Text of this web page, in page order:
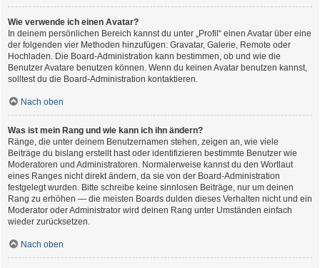
Wie verwende ich einen Avatar?
In deinem persönlichen Bereich kannst du unter „Profil“ einen Avatar über eine
der folgenden vier Methoden hinzufügen: Gravatar, Galerie, Remote oder
Hochladen. Die Board-Administration kann bestimmen, ob und wie die
Benutzer Avatare benutzen können. Wenn du keinen Avatar benutzen kannst,
solltest du die Board-Administration kontaktieren.
Nach oben
Was ist mein Rang und wie kann ich ihn ändern?
Ränge, die unter deinem Benutzernamen stehen, zeigen an, wie viele
Beiträge du bislang erstellt hast oder identifizieren bestimmte Benutzer wie
Moderatoren und Administratoren. Normalerweise kannst du den Wortlaut
eines Ranges nicht direkt ändern, da sie von der Board-Administration
festgelegt wurden. Bitte schreibe keine sinnlosen Beiträge, nur um deinen
Rang zu erhöhen — die meisten Boards dulden dieses Verhalten nicht und ein
Moderator oder Administrator wird deinen Rang unter Umständen einfach
wieder zurücksetzen.
Nach oben